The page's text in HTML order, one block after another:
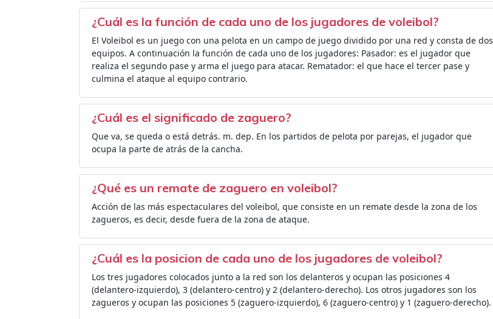
¿Cuál es la función de cada uno de los jugadores de voleibol?
El Voleibol es un juego con una pelota en un campo de juego dividido por una red y consta de dos
equipos. A continuación la función de cada uno de los jugadores: Pasador: es el jugador que
realiza el segundo pase y arma el juego para atacar. Rematador: el que hace el tercer pase y
culmina el ataque al equipo contrario.
¿Cuál es el significado de zaguero?
Que va, se queda o está detrás. m. dep. En los partidos de pelota por parejas, el jugador que
ocupa la parte de atrás de la cancha.
¿Qué es un remate de zaguero en voleibol?
Acción de las más espectaculares del voleibol, que consiste en un remate desde la zona de los
zagueros, es decir, desde fuera de la zona de ataque.
¿Cuál es la posicion de cada uno de los jugadores de voleibol?
Los tres jugadores colocados junto a la red son los delanteros y ocupan las posiciones 4
(delantero-izquierdo), 3 (delantero-centro) y 2 (delantero-derecho). Los otros jugadores son los
zagueros y ocupan las posiciones 5 (zaguero-izquierdo), 6 (zaguero-centro) y 1 (zaguero-derecho).